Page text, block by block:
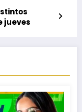
jueves